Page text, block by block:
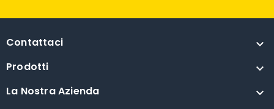
Contattaci 
Prodotti 
La Nostra Azienda 